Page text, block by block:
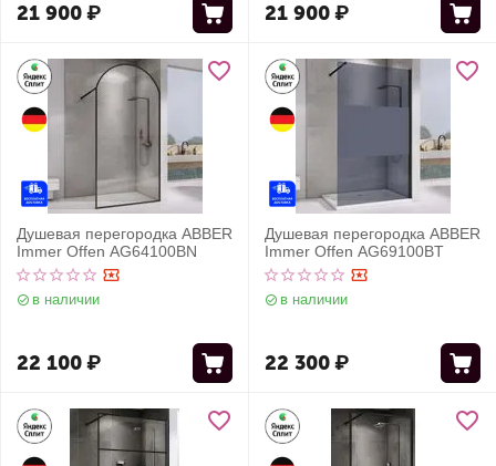
21 900₽ 21 900₽
Душевая перегородка ABBER
Immer Offen AG64100BN
в наличии
22 100₽
Душевая перегородка ABBER
Immer Offen AG69100BT
в наличии
22 300₽